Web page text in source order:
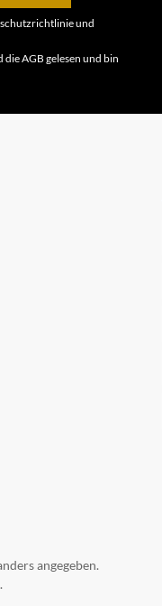
und
dieAGB gelesen und bin
angegeben.